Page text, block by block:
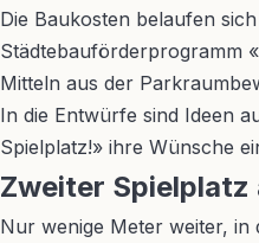
Die Baukosten belaufen
Städtebauförderprogramm
Mitteln aus der
In die Entwürfe sind Ideen
Spielplatz!» ihre Wünsche
Zweiter Spielplatz
Nur wenige Meter weiter, in